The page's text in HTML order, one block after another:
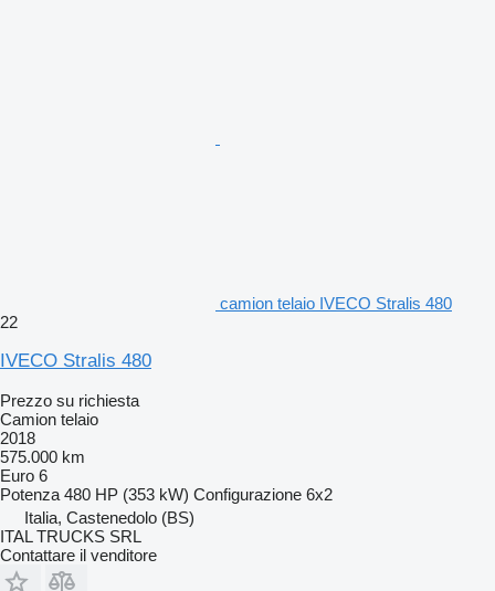
camion telaio IVECO Stralis 480
22
IVECO Stralis 480
Prezzo su richiesta
Camion telaio
2018
575.000 km
Euro 6
Potenza 480 HP (353 kW) Configurazione 6x2
Italia, Castenedolo (BS)
ITAL TRUCKS SRL
Contattare il venditore